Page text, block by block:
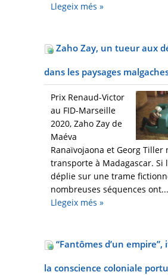
Llegeix més »
Zaho Zay, un tueur aux
dans les paysages
Prix Renaud-Victor
au FID-Marseille
2020, Zaho Zay de
Maéva
Ranaïvojaona et Georg Tiller
transporte à Madagascar. Si
déplie sur une trame
nombreuses séquences ont...
Llegeix més »
“Fantômes d’un
la conscience coloniale